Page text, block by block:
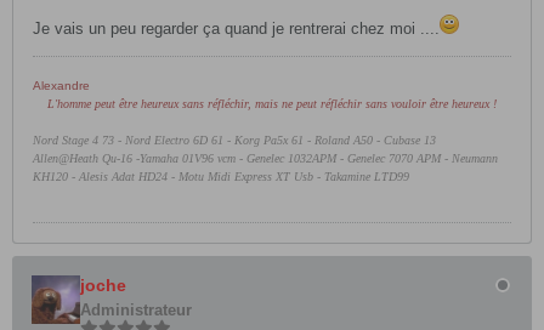
Je vais un peu regarder ça quand je rentrerai chez moi ....
Alexandre
L'homme peut être heureux sans réfléchir, mais ne peut réfléchir sans vouloir être heureux !
Nord Stage 4 73 - Nord Electro 6D 61 - Korg Pa5x 61 - Roland A50 - Cubase 13
Allen@Heath Qu-16 -Yamaha 01V96 vcm - Genelec 1032APM - Genelec 7070 APM - Neumann
KH120 - Alesis Adat HD24 - Motu Midi Express XT Usb - Takamine LTD99
joche
Administrateur